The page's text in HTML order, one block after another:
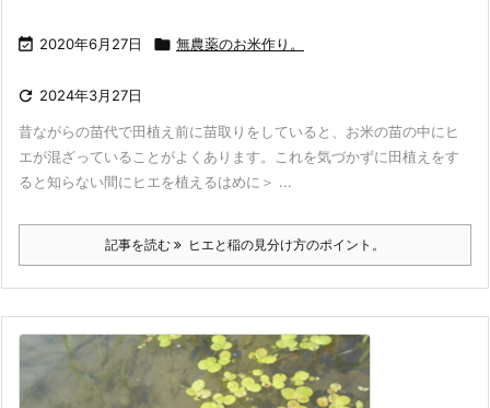
 2020年6月27日  無農薬のお米作り。
 2024年3月27日
昔ながらの苗代で田植え前に苗取りをしていると、お米の苗の中にヒ
エが混ざっていることがよくあります。これを気づかずに田植えをす
ると知らない間にヒエを植えるはめに＞ ...
記事を読む ヒエと稲の見分け方のポイント。